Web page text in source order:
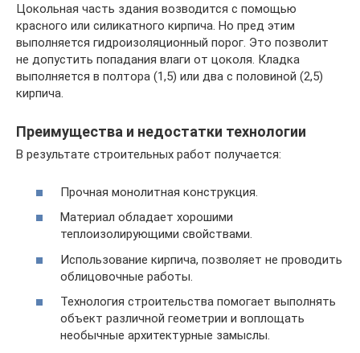
Цокольная часть здания возводится с помощью
красного или силикатного кирпича. Но пред этим
выполняется гидроизоляционный порог. Это позволит
не допустить попадания влаги от цоколя. Кладка
выполняется в полтора (1,5) или два с половиной (2,5)
кирпича.
Преимущества и недостатки технологии
В результате строительных работ получается:
Прочная монолитная конструкция.
Материал обладает хорошими
теплоизолирующими свойствами.
Использование кирпича, позволяет не проводить
облицовочные работы.
Технология строительства помогает выполнять
объект различной геометрии и воплощать
необычные архитектурные замыслы.